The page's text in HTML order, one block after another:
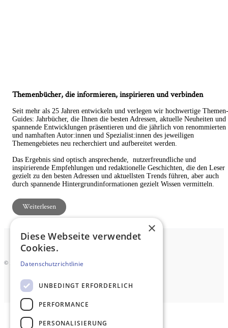
Themenbücher, die informieren, inspirieren und verbinden
Seit mehr als 25 Jahren entwickeln und verlegen wir hochwertige Themen-
Guides: Jahrbücher, die Ihnen die besten Adressen, aktuelle Neuheiten und
spannende Entwicklungen präsentieren und die jährlich von renommierten
und namhaften Autor:innen und Spezialist:innen des jeweiligen
Themengebietes neu recherchiert und aufbereitet werden.
Das Ergebnis sind optisch ansprechende, nutzerfreundliche und
inspirierende Empfehlungen und redaktionelle Geschichten, die den Leser
gezielt zu den besten Adressen und aktuellsten Trends führen, aber auch
durch spannende Hintergrundinformationen gezielt Wissen vermitteln.
Weiterlesen
© 2026 MN Anzeigenservice GmbH
×
Diese Webseite verwendet
Cookies.
Datenschutzrichtlinie
UNBEDINGT ERFORDERLICH
PERFORMANCE
PERSONALISIERUNG